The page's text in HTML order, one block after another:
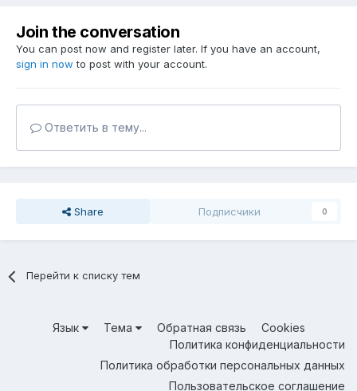
Join the conversation
You can post now and register later. If you have an account,
sign in now to post with your account.
Ответить в тему...
Share Подписчики 0
Перейти к списку тем
Язык Тема Обратная связь
Cookies
Политика конфиденциальности
Политика обработки персональных данных
Пользовательское соглашение